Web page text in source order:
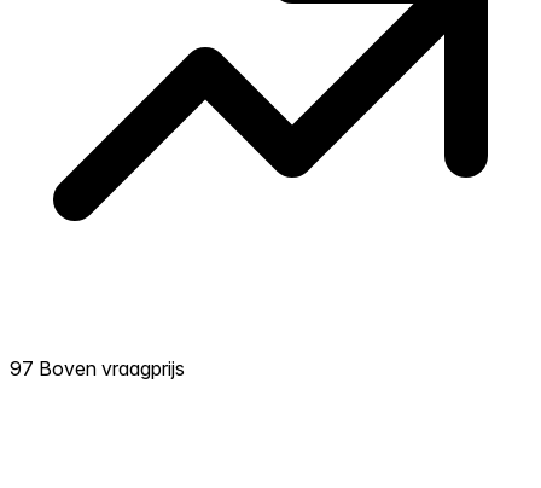
97 Boven vraagprijs